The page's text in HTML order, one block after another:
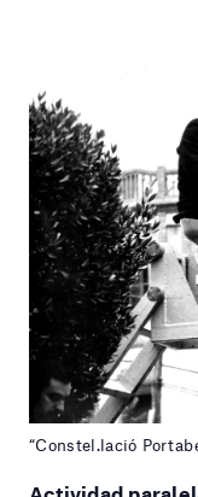
“Constel.lació